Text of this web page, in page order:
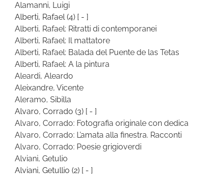
Alamanni, Luigi
Alberti, Rafael(4) [ - ]
Alberti, Rafael: Ritratti di contemporanei
Alberti, Rafael: Il mattatore
Alberti, Rafael: Balada del Puente de las Tetas
Alberti, Rafael: A la pintura
Aleardi, Aleardo
Aleixandre, Vicente
Aleramo, Sibilla
Alvaro, Corrado (3) [ - ]
Alvaro, Corrado: Fotografia originale con dedica
Alvaro, Corrado: L’amata alla finestra. Racconti
Alvaro, Corrado: Poesie grigioverdi
Alviani, Getulio
Alviani, Getullio (2) [ - ]